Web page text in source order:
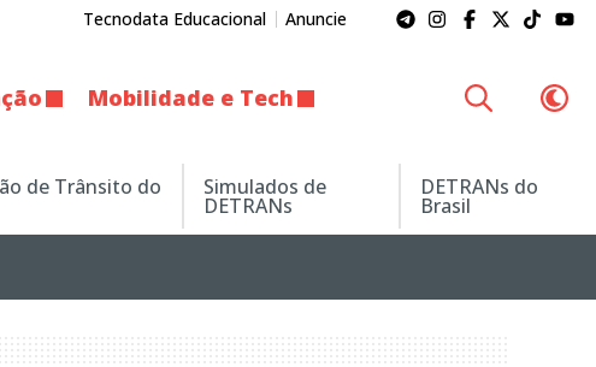
Tecnodata Educacional Anuncie
Mobilidade e Tech
de Trânsito do Simulados de
DETRANs
DETRANs do
Brasil